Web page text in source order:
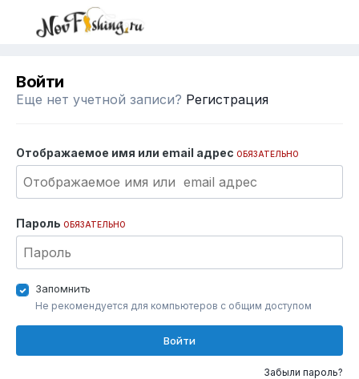
Войти
Еще нет учетной записи? Регистрация
Отображаемое имя или email адрес ОБЯЗАТЕЛЬНО
Пароль ОБЯЗАТЕЛЬНО
Запомнить
Не рекомендуется для компьютеров с общим доступом
Войти
Забыли пароль?